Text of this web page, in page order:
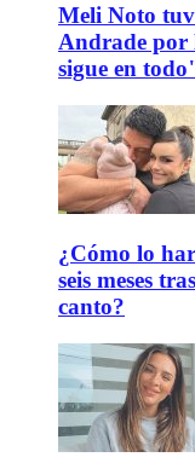
Meli Noto
Andrade por
sigue en
¿Cómo lo
seis meses
canto?